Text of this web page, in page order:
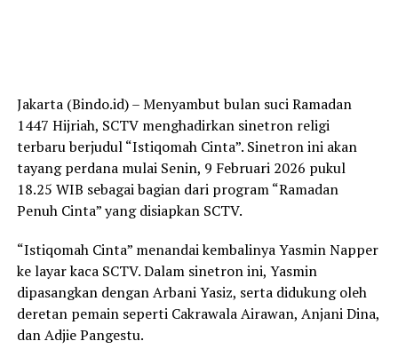
Jakarta (Bindo.id) – Menyambut bulan suci Ramadan
1447 Hijriah, SCTV menghadirkan sinetron religi
terbaru berjudul “Istiqomah Cinta”. Sinetron ini akan
tayang perdana mulai Senin, 9 Februari 2026 pukul
18.25 WIB sebagai bagian dari program “Ramadan
Penuh Cinta” yang disiapkan SCTV.
“Istiqomah Cinta” menandai kembalinya Yasmin Napper
ke layar kaca SCTV. Dalam sinetron ini, Yasmin
dipasangkan dengan Arbani Yasiz, serta didukung oleh
deretan pemain seperti Cakrawala Airawan, Anjani Dina,
dan Adjie Pangestu.